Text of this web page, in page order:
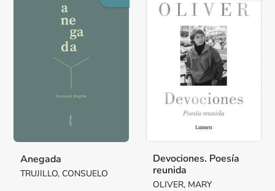
Anegada
TRUJILLO, CONSUELO
Devociones. Poesía
reunida
OLIVER, MARY